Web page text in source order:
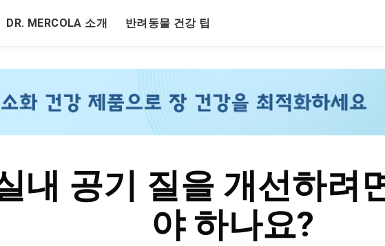
DR. MERCOLA 소개 반려동물 건강 팁
내 공기 질을 개선하려
야 하나요?